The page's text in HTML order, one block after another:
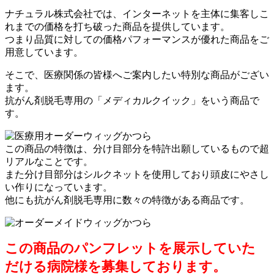
ナチュラル株式会社では、インターネットを主体に集客しこ
れまでの価格を打ち破った商品を提供しています。
つまり品質に対しての価格パフォーマンスが優れた商品をご
用意しています。
そこで、医療関係の皆様へご案内したい特別な商品がござい
ます。
抗がん剤脱毛専用の「メディカルクイック」をいう商品で
す。
この商品の特徴は、分け目部分を特許出願しているもので超
リアルなことです。
また分け目部分はシルクネットを使用しており頭皮にやさし
い作りになっています。
他にも抗がん剤脱毛専用に数々の特徴がある商品です。
この商品のパンフレットを展示していた
だける病院様を募集しております。